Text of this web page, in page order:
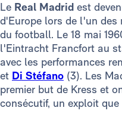
Le Real Madrid est
d'Europe lors de l'un
du football. Le 18 mai
l'Eintracht Francfort au
avec les performances
et Di Stéfano (3). Les
premier but de Kress et
consécutif, un exploit